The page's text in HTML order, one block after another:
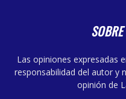
Las opiniones expresadas
responsabilidad del autor y
opinión de